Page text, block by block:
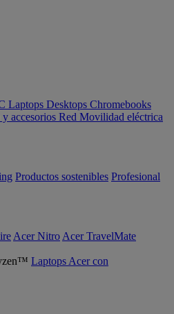
Laptops Desktops Chromebooks
accesorios Red Movilidad eléctrica
Productos sostenibles Profesional
Acer Nitro Acer TravelMate
Laptops Acer con